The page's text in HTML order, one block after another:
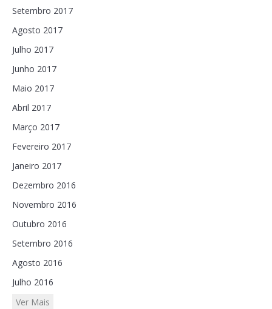
Setembro 2017
Agosto 2017
Julho 2017
Junho 2017
Maio 2017
Abril 2017
Março 2017
Fevereiro 2017
Janeiro 2017
Dezembro 2016
Novembro 2016
Outubro 2016
Setembro 2016
Agosto 2016
Julho 2016
Ver Mais